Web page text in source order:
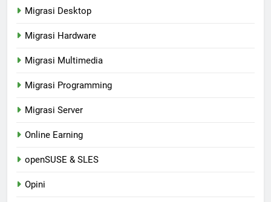
Migrasi Desktop
Migrasi Hardware
Migrasi Multimedia
Migrasi Programming
Migrasi Server
Online Earning
openSUSE & SLES
Opini